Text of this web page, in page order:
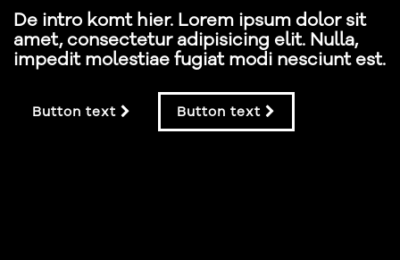
De intro komt hier. Lorem ipsum dolor sit
amet, consectetur adipisicing elit. Nulla,
impedit molestiae fugiat modi nesciunt est.
Button text Button text